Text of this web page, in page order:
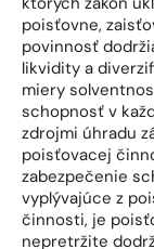
poisťovne,
povinnosť
likvidity a
miery
schopnosť v
zdrojmi úhradu
poisťovacej
zabezpečenie
vyplývajúce z
činnosti, je
nepretržite